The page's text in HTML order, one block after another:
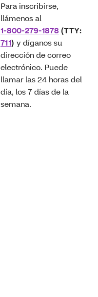
Para inscribirse,
llámenos al
1-800-279-1878 (TTY:
711) y díganos su
dirección de correo
electrónico. Puede
llamar las 24 horas del
día, los 7 días de la
semana.